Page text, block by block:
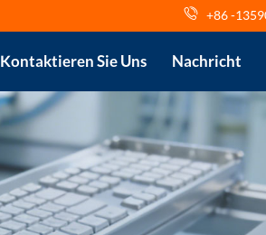
+86 -
Kontaktieren Sie Uns Nachricht